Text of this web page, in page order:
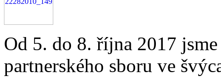
Od 5. do 8. října 2017
partnerského sboru ve